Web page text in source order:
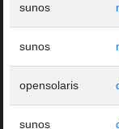
sunos
sunos
opensolaris
sunos